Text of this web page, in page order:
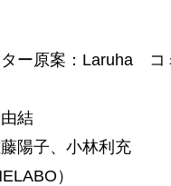
ー原案：Laruha コ
結
陽子、小林利充
）